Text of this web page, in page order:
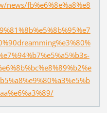
fb%e6%8e%a8%e8